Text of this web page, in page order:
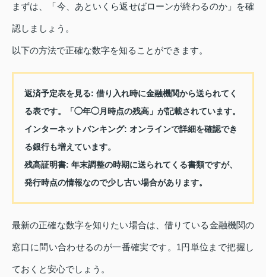
まずは、「今、あといくら返せばローンが終わるのか」を確
認しましょう。
以下の方法で正確な数字を知ることができます。
返済予定表を見る: 借り入れ時に金融機関から送られてく
る表です。「◯年◯月時点の残高」が記載されています。
インターネットバンキング: オンラインで詳細を確認でき
る銀行も増えています。
残高証明書: 年末調整の時期に送られてくる書類ですが、
発行時点の情報なので少し古い場合があります。
最新の正確な数字を知りたい場合は、借りている金融機関の
窓口に問い合わせるのが一番確実です。1円単位まで把握し
ておくと安心でしょう。